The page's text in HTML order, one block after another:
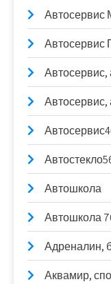
Автосервис
Автосервис
Автосервис,
Автосервис,
Автошкола
Автошкола
Адреналин,
Аквамир,